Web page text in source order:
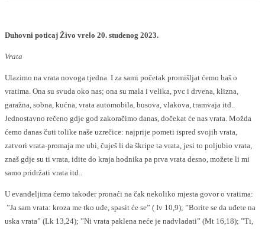
Duhovni poticaj Živo vrelo 20. studenog 2023.
Vrata
Ulazimo na vrata novoga tjedna. I za sami početak promišljat ćemo baš o
vratima. Ona su svuda oko nas; ona su mala i velika, pvc i drvena, klizna,
garažna, sobna, kućna, vrata automobila, busova, vlakova, tramvaja itd..
Jednostavno rečeno gdje god zakoračimo danas, dočekat će nas vrata. Možda
ćemo danas čuti tolike naše uzrečice: najprije pometi ispred svojih vrata,
zatvori vrata-promaja me ubi, čuješ li da škripe ta vrata, jesi to poljubio vrata,
znaš gdje su ti vrata, idite do kraja hodnika pa prva vrata desno, možete li mi
samo pridržati vrata itd..
U evanđeljima ćemo također pronaći na čak nekoliko mjesta govor o vratima:
”Ja sam vrata: kroza me tko uđe, spasit će se” ( Iv 10,9); ”Borite se da uđete na
uska vrata” (Lk 13,24); ”Ni vrata paklena neće je nadvladati” (Mt 16,18); ”Ti,